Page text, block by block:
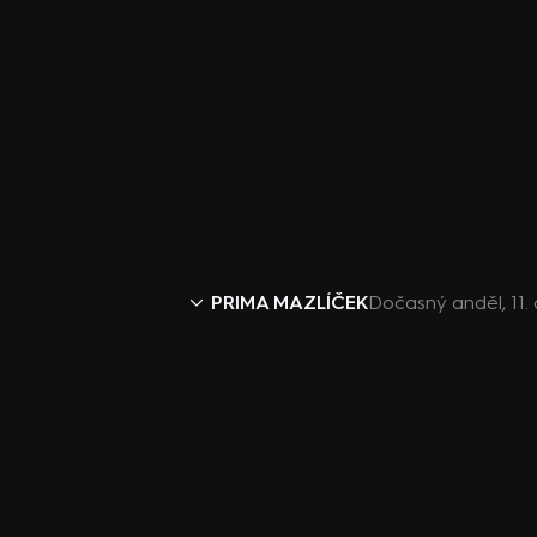
PRIMA MAZLÍČEKDočasný anděl, 11.